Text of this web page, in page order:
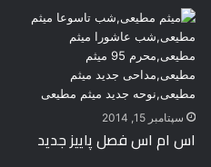
سپتامبر 15, 2014
اس ام اس فصل پاییز جدید